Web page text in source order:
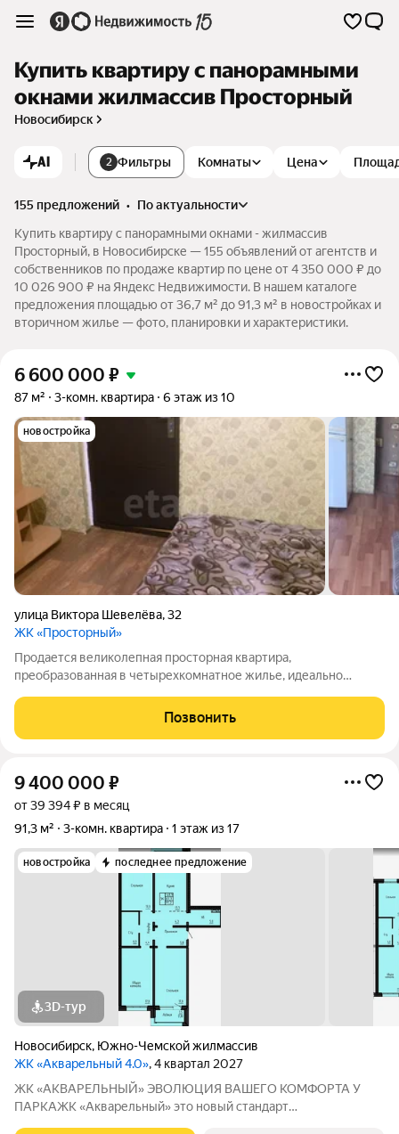
Купить квартиру с панорамными
окнами жилмассив Просторный
Новосибирск
AI 2 Фильтры Комнаты Цена
155 предложений •
по актуальности
Купить квартиру с панорамными окнами - жилмассив
Просторный, в Новосибирске — 155 объявлений от агентств и
собственников по продаже квартир по цене от 4 350 000 ₽ до
10 026 900 ₽ на Яндекс Недвижимости. В нашем каталоге
предложения площадью от 36,7 м² до 91,3 м² в новостройках и
вторичном жилье — фото, планировки и характеристики.
6 600 000 ₽
87 м² 3-комн. квартира 6 этаж из 10
новостройка
улица Виктора Шевелёва,32
ЖК «Просторный»
Продается великолепная просторная квартира,
преобразованная в четырехкомнатное жилье, идеально
пространство и удобство транспортной доступности.
Позвонить
9 400 000 ₽
от 39 394 ₽ в месяц
91,3 м²
3-комн. квартира 1 этаж из 17
новостройка последнее предложение
3D-тур
Новосибирск, Южно-Чемской жилмассив
ЖК «Акварельный 4.0», 4 квартал 2027
ЖК «АКВАРЕЛЬНЫЙ» ЭВОЛЮЦИЯ ВАШЕГО КОМФОРТА У
ПАРКАЖК «Акварельный» это новый стандарт